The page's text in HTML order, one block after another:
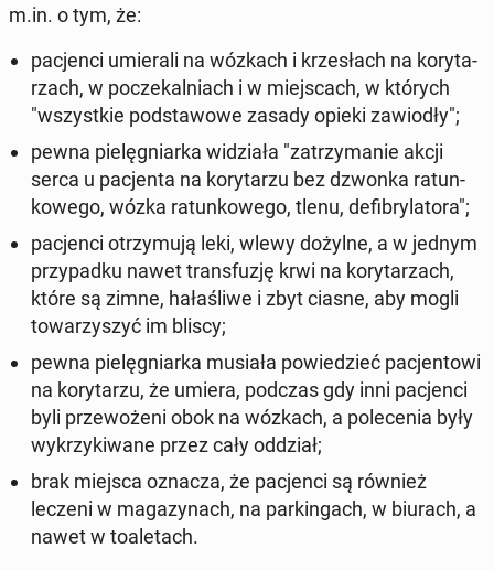
m.in. o tym, że:
pa­cjen­ci umie­ra­li na wózkach i krze­słach na ko­ry­ta­
rzach, w po­cze­kal­niach i w miej­scach, w których
"wszyst­kie pod­sta­wo­we zasady opieki za­wio­dły";
pewna pie­lę­gniar­ka wi­dzia­ła "za­trzy­ma­nie akcji
serca u pa­cjen­ta na ko­ry­ta­rzu bez dzwonka ra­tun­
ko­we­go, wózka ra­tun­ko­we­go, tlenu, de­fi­bry­la­to­ra";
pa­cjen­ci otrzy­mu­ją leki, wlewy dożylne, a w jednym
przy­pad­ku nawet trans­fu­zję krwi na ko­ry­ta­rzach,
które są zimne, ha­ła­śli­we i zbyt ciasne, aby mogli
to­wa­rzy­szyć im bliscy;
pewna pie­lę­gniar­ka musiała po­wie­dzieć pa­cjen­to­wi
na ko­ry­ta­rzu, że umiera, podczas gdy inni pa­cjen­ci
byli prze­wo­że­ni obok na wózkach, a po­le­ce­nia były
wy­krzy­ki­wa­ne przez cały oddział;
brak miejsca oznacza, że ​​pa­cjen­ci są również
leczeni w ma­ga­zy­nach, na par­kin­gach, w biurach, a
nawet w to­a­le­tach.